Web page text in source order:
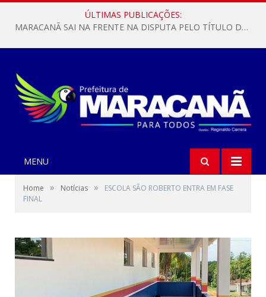
ÚLTIMAS PUBLICAÇÕES:
MARACANÃ SAI NA FRENTE NA DISPUTA PELO TÍTULO DA COPA PARÁ SUB-17!
MENU
Home » Notícias »
ESCOLA SÃO ROBERTO ENTRA EM FASE
FINAL